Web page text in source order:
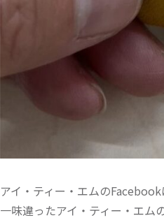
アイ・ティー・エムの
一味違ったアイ・ティー・エム